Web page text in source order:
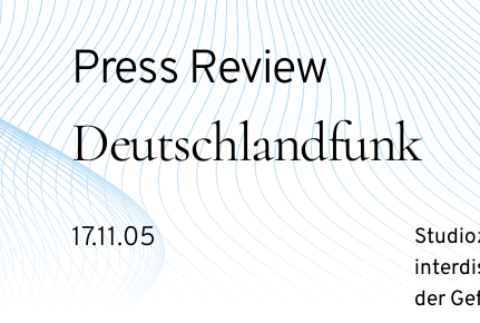
Deutschlandfunk
Press Review
17.11.05
der